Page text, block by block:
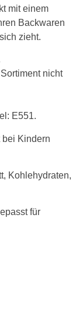
mit einem
Backwaren
zieht.
nicht
E551.
bei Kindern
Kohlehydraten,
für